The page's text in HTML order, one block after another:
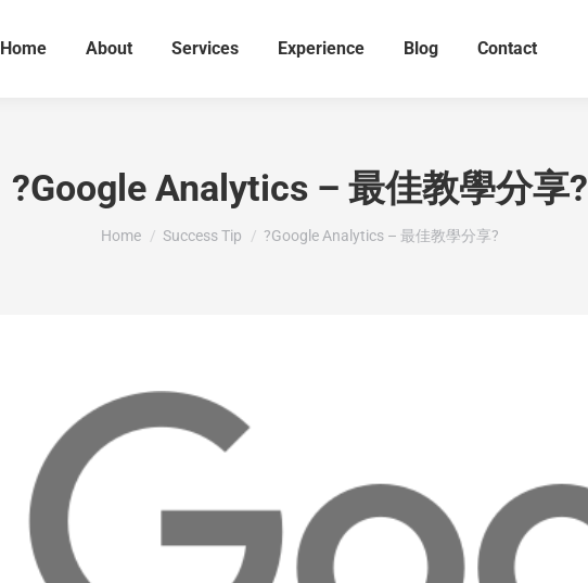
Home About Services Experience Blog Contact
?Google Analytics – 最佳教學分享?
You are here:
Home Success Tip ?Google Analytics – 最佳教學分享?